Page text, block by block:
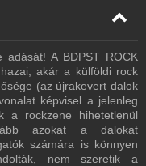
adását! A BDPST ROCK
akár a külföldi rock
(az újrakevert dalok
képvisel a jelenleg
a rockzene hihetetlenül
azokat a dalokat
számára is könnyen
nem szeretik a